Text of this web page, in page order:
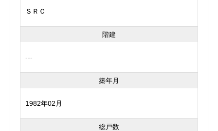
ＳＲＣ
階建
---
築年月
1982年02月
総戸数